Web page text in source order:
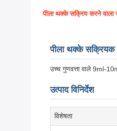
पीला थक्के सक्रिय करने
पीला थक्के
उच्च गुणवत्ता वाले 9ml-
उत्पाद विनिर्देश
विशेषता